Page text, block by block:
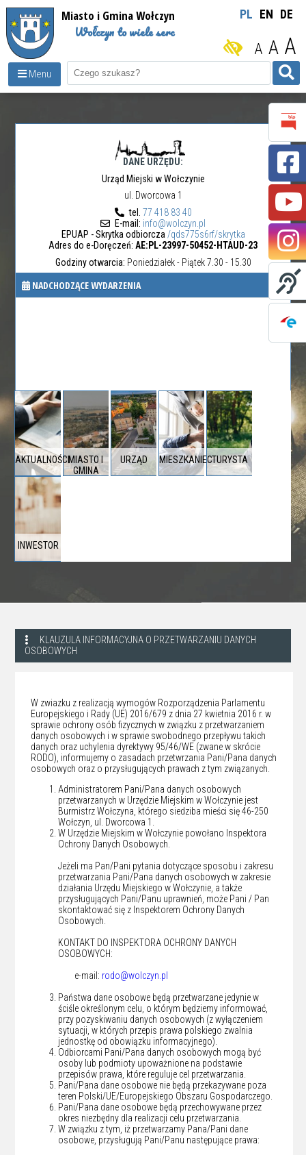
Miasto i Gmina Wołczyn
Wołczyn to wiele serc
PL EN DE
A A A
Menu
DANE URZĘDU:
Urząd Miejski w Wołczynie
ul. Dworcowa 1
tel.
77 418 83 40
E-mail: info@wolczyn.pl
EPUAP - Skrytka odbiorcza /qds775s6rf/skrytka
Adres do e-Doręczeń: AE:PL-23997-50452-HTAUD-23
Godziny otwarcia: Poniedziałek - Piątek 7.30 - 15.30
NADCHODZĄCE WYDARZENIA
AKTUALNOŚCIMIASTO I
GMINA
URZĄD MIESZKANIECTURYSTA
INWESTOR
KLAUZULA INFORMACYJNA O PRZETWARZANIU DANYCH
OSOBOWYCH
W zwiazku z realizacją wymogów Rozporządzenia Parlamentu
Europejskiego i Rady (UE) 2016/679 z dnia 27 kwietnia 2016 r. w
sprawie ochrony osób fizycznych w związku z przetwarzaniem
danych osobowych i w sprawie swobodnego przepływu takich
danych oraz uchylenia dyrektywy 95/46/WE (zwane w skrócie
RODO), informujemy o zasadach przetwrzania Pani/Pana danych
osobowych oraz o przysługujących prawach z tym związanych.
Administratorem Pani/Pana danych osobowych
przetwarzanych w Urzędzie Miejskim w Wołczynie jest
Burmistrz Wołczyna, którego siedziba mieści się 46-250
Wołczyn, ul. Dworcowa 1.
W Urzędzie Miejskim w Wołczynie powołano Inspektora
Ochrony Danych Osobowych.
Jeżeli ma Pan/Pani pytania dotyczące sposobu i zakresu
przetwarzania Pani/Pana danych osobowych w zakresie
działania Urzędu Miejskiego w Wołczynie, a także
przysługujących Pani/Panu uprawnień, może Pani / Pan
skontaktować się z Inspektorem Ochrony Danych
Osobowych.
KONTAKT DO INSPEKTORA OCHRONY DANYCH
OSOBOWYCH:
e-mail: rodo@wolczyn.pl
Państwa dane osobowe będą przetwarzane jedynie w
ściśle określonym celu, o którym będziemy informować,
przy pozyskiwaniu danych osobowych (z wyłączeniem
sytuacji, w których przepis prawa polskiego zwalnia
jednostkę od obowiązku informacyjnego).
Odbiorcami Pani/Pana danych osobowych mogą być
osoby lub podmioty upoważnione na podstawie
przepisów prawa, które reguluje cel przetwarzania.
Pani/Pana dane osobowe nie będą przekazywane poza
teren Polski/UE/Europejskiego Obszaru Gospodarczego.
Pani/Pana dane osobowe będą przechowywane przez
okres niezbędny dla realizacji celu przetwarzania.
W związku z tym, iż przetwarzamy Pana/Pani dane
osobowe, przysługują Pani/Panu następujące prawa: